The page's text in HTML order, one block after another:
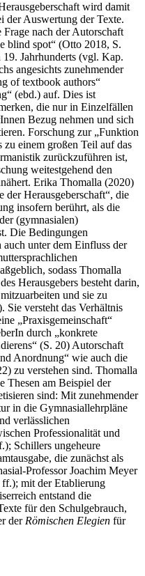
wird damit
der Auswertung der Texte.
nach der Autorschaft
blind spot“ (Otto 2018, S.
Jahrhunderts (vgl. Kap.
angesichts zunehmender
of textbook authors“
(ebd.) auf. Dies ist
die nur in Einzelfällen
Bezug nehmen und sich
Forschung zur „Funktion
zu einem großen Teil auf das
zurückzuführen ist,
weitestgehend den
Erika Thomalla (2020)
der Herausgeberschaft“, die
insofern berührt, als die
(gymnasialen)
Die Bedingungen
unter dem Einfluss der
sodass Thomalla
Herausgebers besteht darin,
und sie zu
Sie versteht das Verhältnis
„Praxisgemeinschaft“
durch „konkrete
(S. 20) Autorschaft
Anordnung“ wie auch die
zu verstehen sind. Thomalla
Thesen am Beispiel der
sind: Mit zunehmender
in die Gymnasiallehrpläne
verlässlichen
Professionalität und
Schillers ungeheure
die zunächst als
Professor Joachim Meyer
mit der Etablierung
entstand die
für den Schulgebrauch,
der Römischen Elegien für